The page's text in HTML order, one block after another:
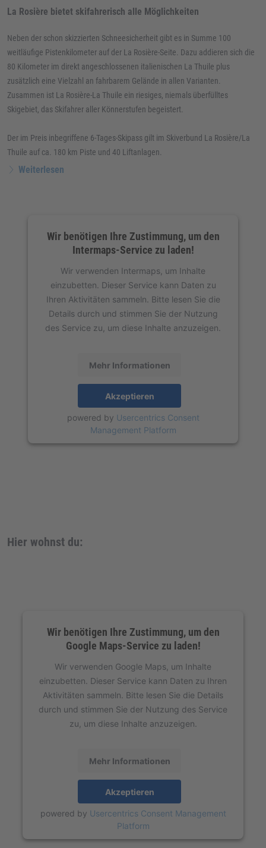
La Rosière bietet skifahrerisch alle Möglichkeiten
Neben der schon skizzierten Schneesicherheit gibt es in Summe 100
weitläufige Pistenkilometer auf der La Rosière-Seite. Dazu addieren sich die
80 Kilometer im direkt angeschlossenen italienischen La Thuile plus
zusätzlich eine Vielzahl an fahrbarem Gelände in allen Varianten.
Zusammen ist La Rosière-La Thuile ein riesiges, niemals überfülltes
Skigebiet, das Skifahrer aller Könnerstufen begeistert.
Der im Preis inbegriffene 6-Tages-Skipass gilt im Skiverbund La Rosière/La
Thuile auf ca. 180 km Piste und 40 Liftanlagen.
Weiterlesen
Wir benötigen Ihre Zustimmung, um den
Intermaps-Service zu laden!
Wir verwenden Intermaps, um Inhalte
einzubetten. Dieser Service kann Daten zu
Ihren Aktivitäten sammeln. Bitte lesen Sie die
Details durch und stimmen Sie der Nutzung
des Service zu, um diese Inhalte anzuzeigen.
Mehr Informationen
Akzeptieren
powered by Usercentrics Consent
Management Platform
Hier wohnst du:
Wir benötigen Ihre Zustimmung, um den
Google Maps-Service zu laden!
Wir verwenden Google Maps, um Inhalte
einzubetten. Dieser Service kann Daten zu Ihren
Aktivitäten sammeln. Bitte lesen Sie die Details
durch und stimmen Sie der Nutzung des Service
zu, um diese Inhalte anzuzeigen.
Mehr Informationen
Akzeptieren
powered by Usercentrics Consent Management
Platform